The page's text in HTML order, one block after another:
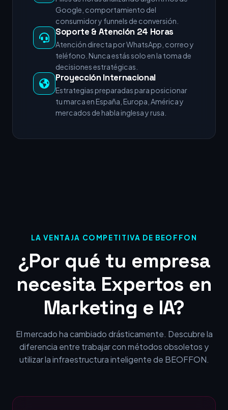
Google, comportamiento del
consumidor y funnels de conversión.
Soporte & Atención 24 Horas
Atención directa por WhatsApp, correo y
teléfono. Nunca estás solo en la toma de
decisiones estratégicas.
Proyección Internacional
Estrategias preparadas para posicionar
tu marca en España, Europa, América y
mercados de habla inglesa y rusa.
LA VENTAJA COMPETITIVA DE BEOFFON
¿Por qué tu empresa
necesita Expertos en
Marketing e IA?
El mercado ha cambiado drásticamente. Descubre la
diferencia entre trabajar con métodos obsoletos y
utilizar la infraestructura inteligente de BEOFFON.